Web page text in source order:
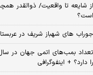
از شایعه تا واقعیت/ ذوالقدر
است؟
جوراب های شهباز شریف در
را دارد؟ + اینفوگرافی